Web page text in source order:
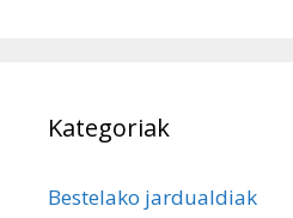
Kategoriak
Bestelako jardualdiak